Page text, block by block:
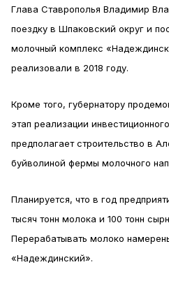
Глава Ставрополья Владимир
поездку в Шпаковский округ и
молочный комплекс
реализовали в 2018 году.
Кроме того, губернатору
этап реализации
предполагает строительство в
буйволиной фермы молочного
Планируется, что в год
тысяч тонн молока и 100 тонн
Перерабатывать молоко
«Надеждинский».